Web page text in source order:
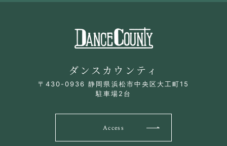
ダンスカウンティ
〒430-0936 静岡県浜松市中央区大工町15
駐車場2台
Access